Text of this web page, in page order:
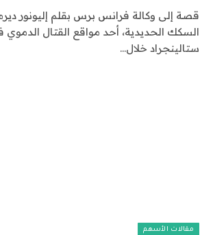
قصة إلى وكالة فرانس برس بقلم إليونور
السكك الحديدية، أحد مواقع القتال
ستالينجراد خلال…
مقالات الأسهم